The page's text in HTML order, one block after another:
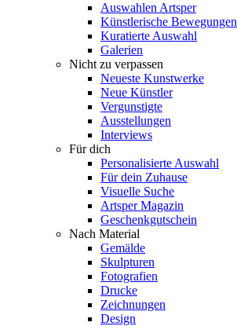
Auswahlen Artsper
Künstlerische Bewegungen
Kuratierte Auswahl
Galerien
Nicht zu verpassen
Neueste Kunstwerke
Neue Künstler
Vergunstigte
Ausstellungen
Interviews
Für dich
Personalisierte Auswahl
Für dein Zuhause
Visuelle Suche
Artsper Magazin
Geschenkgutschein
Nach Material
Gemälde
Skulpturen
Fotografien
Drucke
Zeichnungen
Design